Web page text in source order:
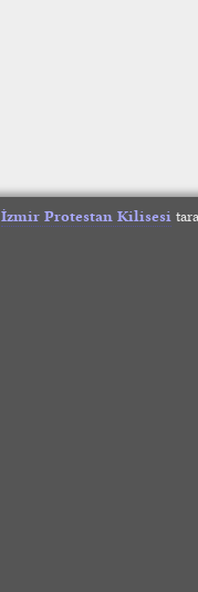
İzmir Protestan Kilisesi